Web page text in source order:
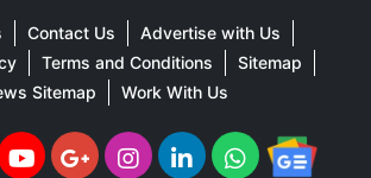
Contact Us
Advertise with Us
Terms and Conditions
Sitemap
Sitemap
Work With Us